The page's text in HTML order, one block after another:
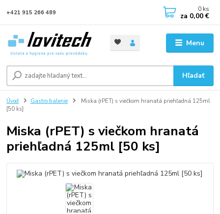
Menu
Hľadať
+421 915 266 489 0 ks
za 0,00 €
Úvod Gastro balenie
Miska (rPET) s viečkom hranatá priehľadná 125ml
[50 ks]
Miska (rPET) s viečkom hranatá
priehľadná 125ml [50 ks]